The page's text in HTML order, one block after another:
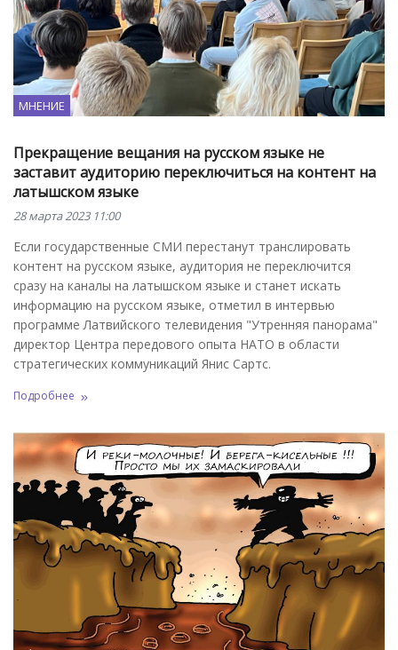
МНЕНИЕ
Прекращение вещания на русском языке не
заставит аудиторию переключиться на контент на
латышском языке
28 марта 2023 11:00
Если государственные СМИ перестанут транслировать
контент на русском языке, аудитория не переключится
сразу на каналы на латышском языке и станет искать
информацию на русском языке, отметил в интервью
программе Латвийского телевидения "Утренняя панорама"
директор Центра передового опыта НАТО в области
стратегических коммуникаций Янис Сартс.
Подробнее